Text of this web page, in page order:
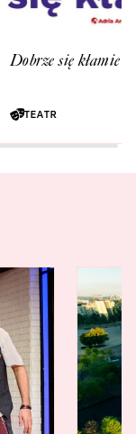
Dobrze się kłamie
TEATR